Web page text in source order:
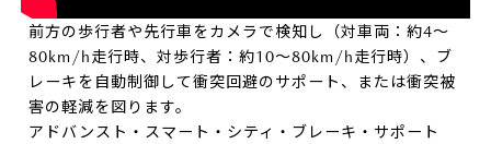
前方の歩行者や先行車をカメラで検知し（対車両：約4～
80km/h走行時、対歩行者：約10～80km/h走行時）、ブ
レーキを自動制御して衝突回避のサポート、または衝突被
害の軽減を図ります。
アドバンスト・スマート・シティ・ブレーキ・サポート